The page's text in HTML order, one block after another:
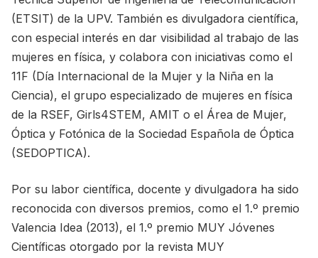
(ETSIT) de la UPV. También es divulgadora científica,
con especial interés en dar visibilidad al trabajo de las
mujeres en física, y colabora con iniciativas como el
11F (Día Internacional de la Mujer y la Niña en la
Ciencia), el grupo especializado de mujeres en física
de la RSEF, Girls4STEM, AMIT o el Área de Mujer,
Óptica y Fotónica de la Sociedad Española de Óptica
(SEDOPTICA).
Por su labor científica, docente y divulgadora ha sido
reconocida con diversos premios, como el 1.º premio
Valencia Idea (2013), el 1.º premio MUY Jóvenes
Científicas otorgado por la revista MUY